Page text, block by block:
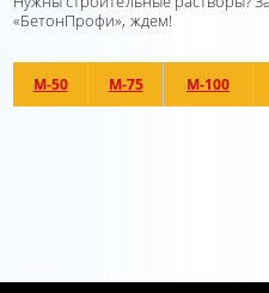
«БетонПрофи», ждем!
М-50 М-75 М-100